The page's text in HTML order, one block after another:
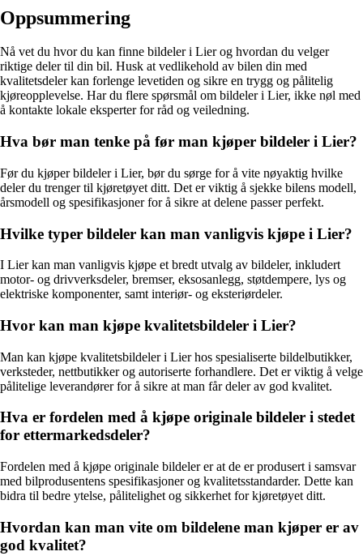
Oppsummering
Nå vet du hvor du kan finne bildeler i Lier og hvordan du velger
riktige deler til din bil. Husk at vedlikehold av bilen din med
kvalitetsdeler kan forlenge levetiden og sikre en trygg og pålitelig
kjøreopplevelse. Har du flere spørsmål om bildeler i Lier, ikke nøl med
å kontakte lokale eksperter for råd og veiledning.
Hva bør man tenke på før man kjøper bildeler i Lier?
Før du kjøper bildeler i Lier, bør du sørge for å vite nøyaktig hvilke
deler du trenger til kjøretøyet ditt. Det er viktig å sjekke bilens modell,
årsmodell og spesifikasjoner for å sikre at delene passer perfekt.
Hvilke typer bildeler kan man vanligvis kjøpe i Lier?
I Lier kan man vanligvis kjøpe et bredt utvalg av bildeler, inkludert
motor- og drivverksdeler, bremser, eksosanlegg, støtdempere, lys og
elektriske komponenter, samt interiør- og eksteriørdeler.
Hvor kan man kjøpe kvalitetsbildeler i Lier?
Man kan kjøpe kvalitetsbildeler i Lier hos spesialiserte bildelbutikker,
verksteder, nettbutikker og autoriserte forhandlere. Det er viktig å velge
pålitelige leverandører for å sikre at man får deler av god kvalitet.
Hva er fordelen med å kjøpe originale bildeler i stedet
for ettermarkedsdeler?
Fordelen med å kjøpe originale bildeler er at de er produsert i samsvar
med bilprodusentens spesifikasjoner og kvalitetsstandarder. Dette kan
bidra til bedre ytelse, pålitelighet og sikkerhet for kjøretøyet ditt.
Hvordan kan man vite om bildelene man kjøper er av
god kvalitet?